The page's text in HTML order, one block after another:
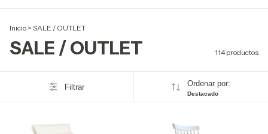
Inicio > SALE / OUTLET
SALE / OUTLET 114 productos
Filtrar Ordenar por:
Destacado